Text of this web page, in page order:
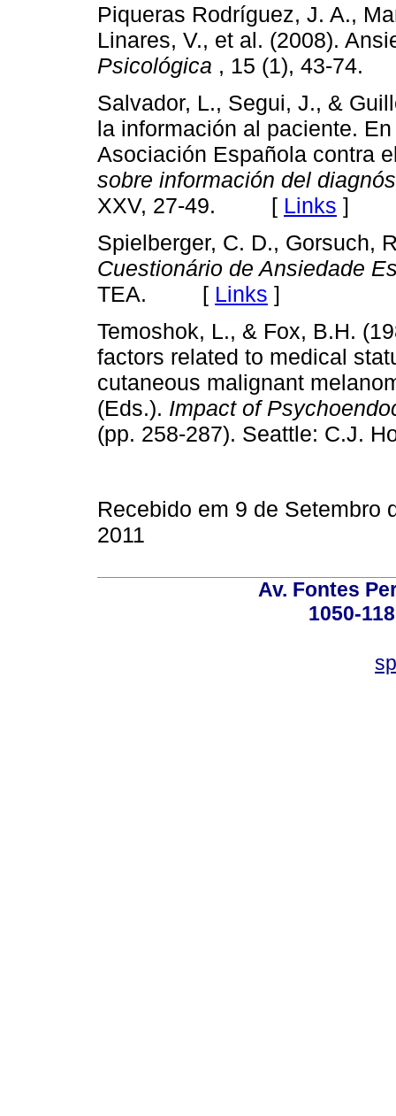
Piqueras Rodríguez, J. A.,
Linares, V., et al. (2008).
Psicológica , 15 (1), 43-
Salvador, L., Segui, J., &
la información al paciente.
Asociación Española contra
sobre información del
XXV, 27-49. [ Links ]
Spielberger, C. D., Gorsuch,
Cuestionário de Ansiedade
TEA. [ Links ]
Temoshok, L., & Fox, B.H.
factors related to medical
cutaneous malignant
(Eds.). Impact of
(pp. 258-287). Seattle:
Recebido em 9 de Setembro
2011
Av. Fontes
1050-